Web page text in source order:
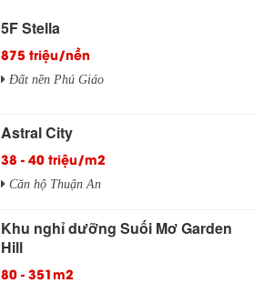
5F Stella
875 triệu/nền
Đất nền Phú Giáo
Astral City
38 - 40 triệu/m2
Căn hộ Thuận An
Khu nghỉ dưỡng Suối Mơ Garden
Hill
80 - 351m2